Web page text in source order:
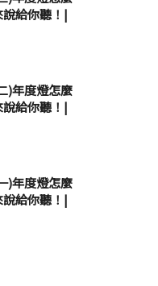
給你聽！|
)年度燈怎麼
給你聽！|
)年度燈怎麼
給你聽！|